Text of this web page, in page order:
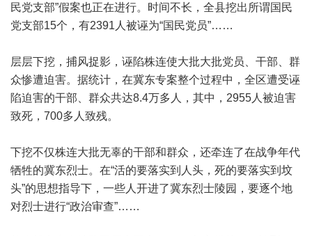
民党支部”假案也正在进行。时间不长，全县挖出所谓国民
党支部15个，有2391人被诬为“国民党员”……
层层下挖，捕风捉影，诬陷株连使大批大批党员、干部、群
众惨遭迫害。据统计，在冀东专案整个过程中，全区遭受诬
陷迫害的干部、群众共达8.4万多人，其中，2955人被迫害
致死，700多人致残。
下挖不仅株连大批无辜的干部和群众，还牵连了在战争年代
牺牲的冀东烈士。在“活的要落实到人头，死的要落实到坟
头”的思想指导下，一些人开进了冀东烈士陵园，要逐个地
对烈士进行“政治审查”……